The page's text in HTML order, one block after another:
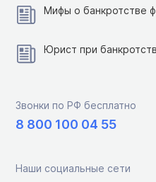
Мифы о банкротстве
Юрист при
Звонки по РФ бесплатно
8 800 100 04 55
Наши социальные сети